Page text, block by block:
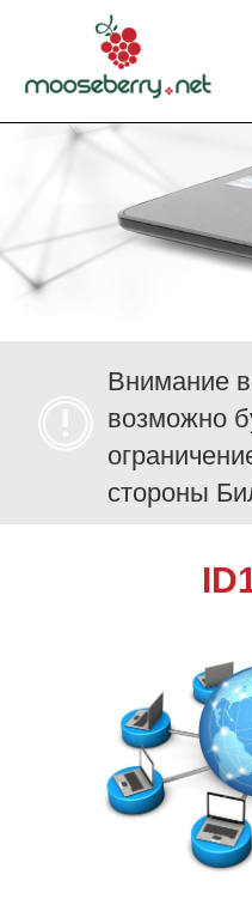
Внимание
возможно
стороны